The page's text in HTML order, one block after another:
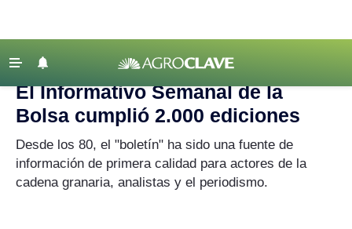
Agricultura
Lechería
Tecnología
‹ VOLVER
Agroclave
El Informativo Semanal de la
Bolsa cumplió 2.000 ediciones
Desde los 80, el "boletín" ha sido una fuente de
información de primera calidad para actores de la
cadena granaria, analistas y el periodismo.